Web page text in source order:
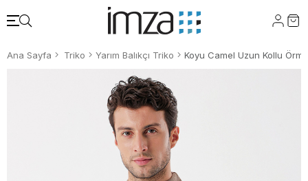
Ana Sayfa Triko Yarım Balıkçı Triko